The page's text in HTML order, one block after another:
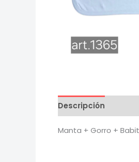
Descripción
Manta + Gorro +